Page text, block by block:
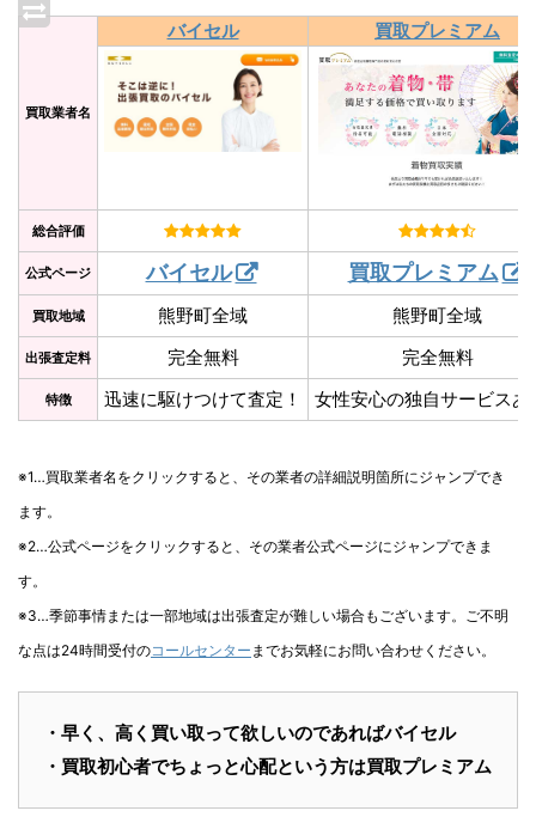
買取業者名
バイセル 買取プレミアム
総合評価
公式ページ バイセル 買取プレミアム
買取地域 熊野町全域 熊野町全域
出張査定料 完全無料 完全無料
特徴 迅速に駆けつけて査定！ 女性安心の独自サービスあ
※1…買取業者名をクリックすると、その業者の詳細説明箇所にジャンプでき
ます。
※2…公式ページをクリックすると、その業者公式ページにジャンプできま
す。
※3…季節事情または一部地域は出張査定が難しい場合もございます。ご不明
な点は24時間受付のコールセンター までお気軽にお問い合わせください。
・早く、高く買い取って欲しいのであればバイセル
・買取初心者でちょっと心配という方は買取プレミアム